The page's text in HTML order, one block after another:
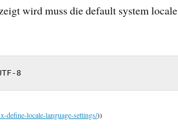
wird muss die default system locale
8
define-locale-language-settings/))